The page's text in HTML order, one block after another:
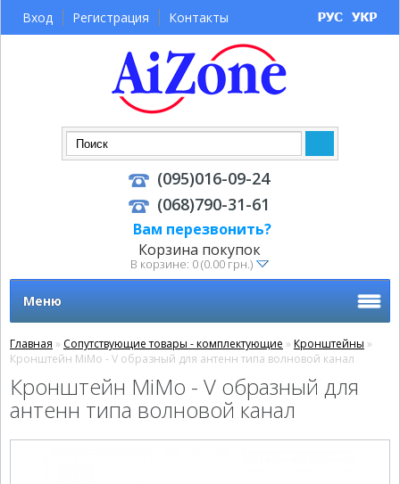
Корзина покупок
В корзине: 0 (0.00 грн.)
(095)016-09-24
(068)790-31-61
Вам перезвонить?
Вход Регистрация Контакты
Меню
Главная » Сопутствующие товары - комплектующие » Кронштейны »
Кронштейн MiMo - V образный для антенн типа волновой канал
Кронштейн MiMo - V образный для
антенн типа волновой канал